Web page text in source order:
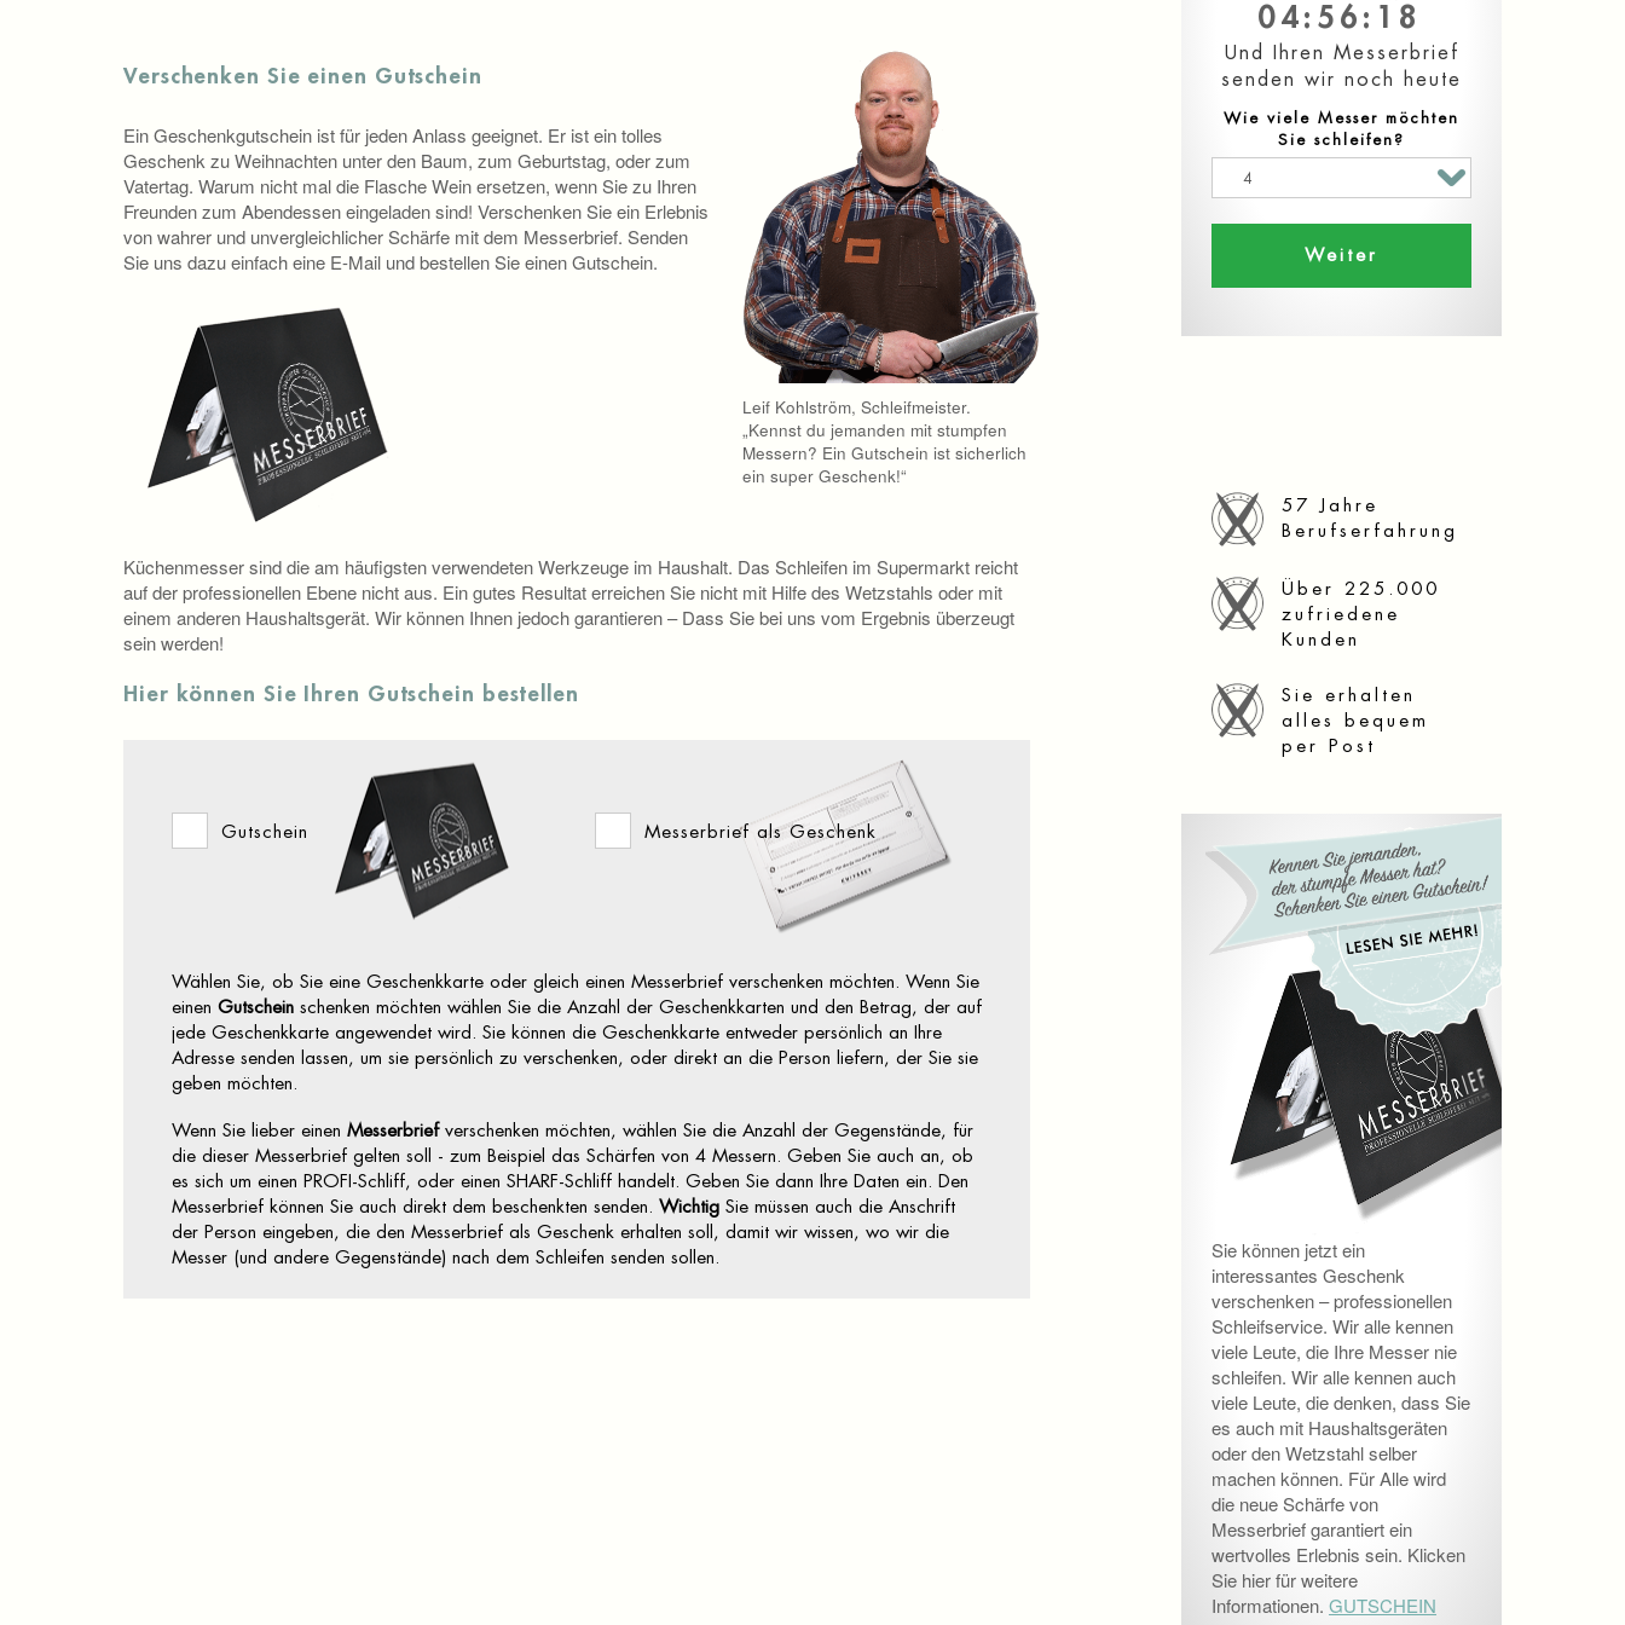
04: 56: 17
Und Ihren Messerbrief
senden wir noch heute
Wie viele Messer möchten
Sie schleifen?
Weiter
57 Jahre
Berufserfahrung
Über 225.000
zufriedene
Kunden
Sie erhalten
alles bequem
per Post
Sie können jetzt ein
interessantes Geschenk
verschenken – professionellen
Schleifservice. Wir alle kennen
viele Leute, die Ihre Messer nie
schleifen. Wir alle kennen auch
viele Leute, die denken, dass Sie
es auch mit Haushaltsgeräten
oder den Wetzstahl selber
machen können. Für Alle wird
die neue Schärfe von
Messerbrief garantiert ein
wertvolles Erlebnis sein. Klicken
Sie hier für weitere
Informationen. GUTSCHEIN
Leif Kohlström, Schleifmeister.
„Kennst du jemanden mit stumpfen
Messern? Ein Gutschein ist sicherlich
ein super Geschenk!“
Verschenken Sie einen Gutschein
Ein Geschenkgutschein ist für jeden Anlass geeignet. Er ist ein tolles
Geschenk zu Weihnachten unter den Baum, zum Geburtstag, oder zum
Vatertag. Warum nicht mal die Flasche Wein ersetzen, wenn Sie zu Ihren
Freunden zum Abendessen eingeladen sind! Verschenken Sie ein Erlebnis
von wahrer und unvergleichlicher Schärfe mit dem Messerbrief. Senden
Sie uns dazu einfach eine E-Mail und bestellen Sie einen Gutschein.
Küchenmesser sind die am häufigsten verwendeten Werkzeuge im Haushalt. Das Schleifen im Supermarkt reicht
auf der professionellen Ebene nicht aus. Ein gutes Resultat erreichen Sie nicht mit Hilfe des Wetzstahls oder mit
einem anderen Haushaltsgerät. Wir können Ihnen jedoch garantieren – Dass Sie bei uns vom Ergebnis überzeugt
sein werden!
Hier können Sie Ihren Gutschein bestellen
Gutschein Messerbrief als Geschenk
Wählen Sie, ob Sie eine Geschenkkarte oder gleich einen Messerbrief verschenken möchten. Wenn Sie
einen Gutschein schenken möchten wählen Sie die Anzahl der Geschenkkarten und den Betrag, der auf
jede Geschenkkarte angewendet wird. Sie können die Geschenkkarte entweder persönlich an Ihre
Adresse senden lassen, um sie persönlich zu verschenken, oder direkt an die Person liefern, der Sie sie
geben möchten.
Wenn Sie lieber einen Messerbriefverschenken möchten, wählen Sie die Anzahl der Gegenstände, für
die dieser Messerbrief gelten soll - zum Beispiel das Schärfen von 4 Messern. Geben Sie auch an, ob
es sich um einen PROFI-Schliff, oder einen SHARF-Schliff handelt. Geben Sie dann Ihre Daten ein. Den
Messerbrief können Sie auch direkt dem beschenkten senden. Wichtig Sie müssen auch die Anschrift
der Person eingeben, die den Messerbrief als Geschenk erhalten soll, damit wir wissen, wo wir die
Messer (und andere Gegenstände) nach dem Schleifen senden sollen.